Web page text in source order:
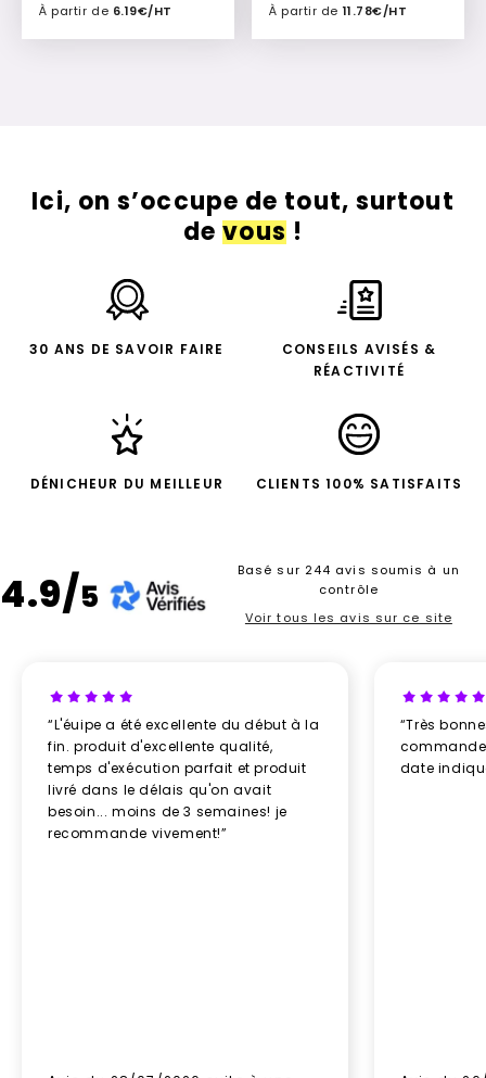
À partir de 6.19€/HT
Ajouter à mon devis
À partir de 11.78€/HT
Ajouter à mon devis
Ici, on s’occupe de tout, surtout
devous!
30 ANS DE SAVOIR FAIRE
CONSEILS AVISÉS &
RÉACTIVITÉ
DÉNICHEUR DU MEILLEUR CLIENTS 100% SATISFAITS
4.9/5
Basé sur 244 avis soumis à un
contrôle
Voir tous les avis sur ce site
“L'éuipe a été excellente du début à la
fin. produit d'excellente qualité,
temps d'exécution parfait et produit
livré dans le délais qu'on avait
besoin... moins de 3 semaines! je
recommande vivement!”
“Très
date